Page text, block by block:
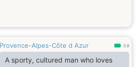
Provence-Alpes-Côte d Azur 0.9
A sporty, cultured man who loves